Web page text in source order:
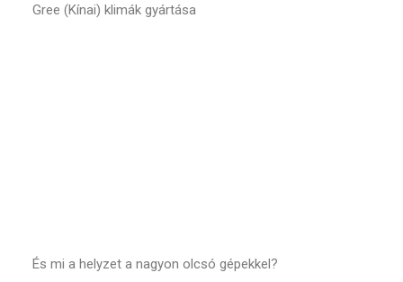
Gree (Kínai) klimák gyártása
És mi a helyzet a nagyon olcsó gépekkel?